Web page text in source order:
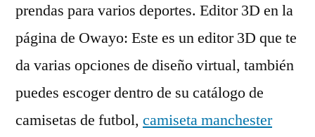
prendas para varios deportes. Editor 3D en la
página de Owayo: Este es un editor 3D que te
da varias opciones de diseño virtual, también
puedes escoger dentro de su catálogo de
camisetas de futbol, camiseta manchester